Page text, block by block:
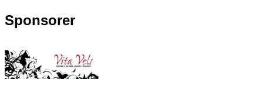
Sponsorer